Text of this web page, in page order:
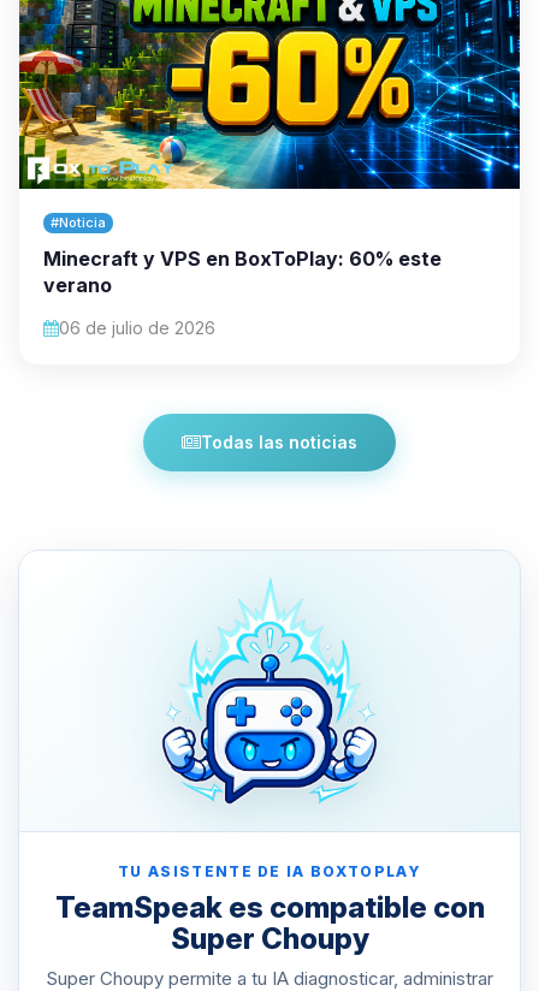
#Noticia
Minecraft y VPS en BoxToPlay: 60% este
verano
06 de julio de 2026
Todas las noticias
TU ASISTENTE DE IA BOXTOPLAY
TeamSpeak es compatible con
Super Choupy
Super Choupy permite a tu IA diagnosticar, administrar